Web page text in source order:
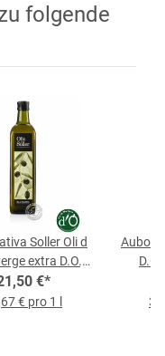
folgende
Soller Oli d
extra D.O.,
l-Flasche
€*
€ pro 1 l